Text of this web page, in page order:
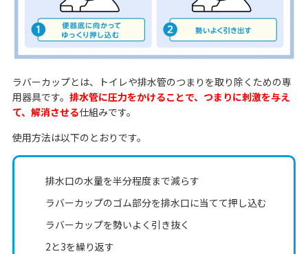
ラバーカップとは、トイレや排水管のつまりを取り除くための専
用器具です。 排水管に圧力をかけることで、つまりに刺激を与え
て、解消させる仕組みです。
使用方法は以下のとおりです。
排水口の水量を半分程度まで減らす
ラバーカップのゴム部分を排水口に当てて押し込む
ラバーカップを勢いよく引き抜く
2と3を繰り返す